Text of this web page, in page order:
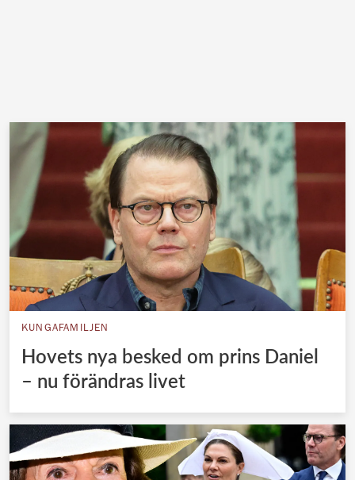
KUNGAFAMILJEN
Hovets nya besked om prins Daniel
– nu förändras livet